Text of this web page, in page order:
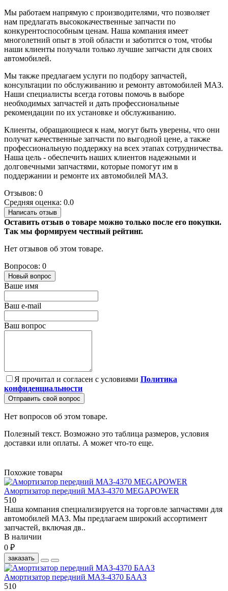
Мы работаем напрямую с производителями, что позволяет
нам предлагать высококачественные запчасти по
конкурентоспособным ценам. Наша компания имеет
многолетний опыт в этой области и заботится о том, чтобы
наши клиенты получали только лучшие запчасти для своих
автомобилей.
Мы также предлагаем услуги по подбору запчастей,
консультации по обслуживанию и ремонту автомобилей МАЗ.
Наши специалисты всегда готовы помочь в выборе
необходимых запчастей и дать профессиональные
рекомендации по их установке и обслуживанию.
Клиенты, обращающиеся к нам, могут быть уверены, что они
получат качественные запчасти по выгодной цене, а также
профессиональную поддержку на всех этапах сотрудничества.
Наша цель - обеспечить наших клиентов надежными и
долговечными запчастями, которые помогут им в
поддержании и ремонте их автомобилей МАЗ.
Отзывов: 0
Средняя оценка: 0.0
Написать отзыв
Оставить отзыв о товаре можно только после его покупки.
Так мы формируем честный рейтинг.
Нет отзывов об этом товаре.
Вопросов: 0
Новый вопрос
Ваше имя
Ваш e-mail
Ваш вопрос
Я прочитал и согласен с условиями Политика
конфиденциальности
Отправить свой вопрос
Нет вопросов об этом товаре.
Полезный текст. Возможно это таблица размеров, условия
доставки или оплаты. А может что-то еще.
Похожие товары
Амортизатор передний МАЗ-4370 MEGAPOWER
510
Наша компания специализируется на торговле запчастями для
автомобилей МАЗ. Мы предлагаем широкий ассортимент
запчастей, включая дв..
В наличии
0 ₽
заказать
Амортизатор передний МАЗ-4370 БААЗ
510